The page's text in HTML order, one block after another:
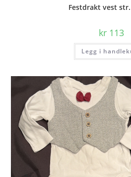
Festdrakt vest str.
kr113
Legg i